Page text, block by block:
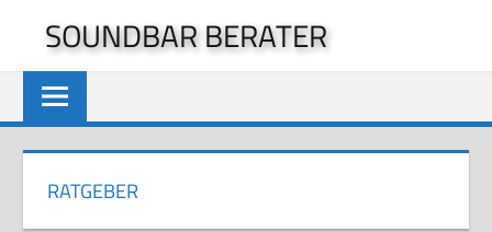
springen
SOUNDBAR BERATER
RATGEBER